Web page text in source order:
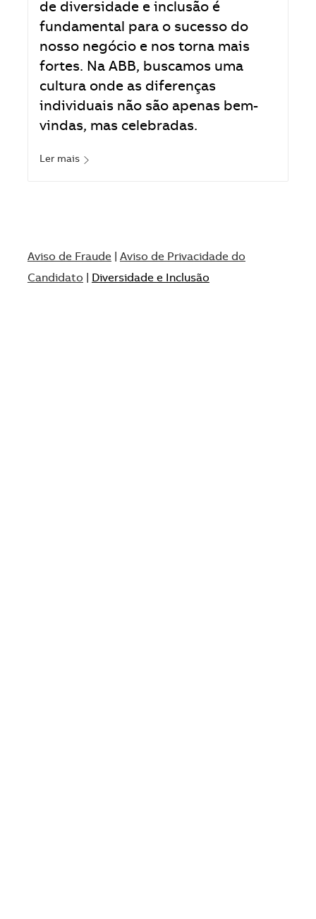
de diversidade e inclusão é
fundamental para o sucesso do
nosso negócio e nos torna mais
fortes. Na ABB, buscamos uma
cultura onde as diferenças
individuais não são apenas bem-
vindas, mas celebradas.
Ler mais
Aviso de Fraude| Aviso de Privacidade do
Candidato
Diversidade e Inclusão